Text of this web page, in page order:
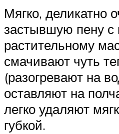
Мягко, деликатно
застывшую пену с
растительному
смачивают чуть
(разогревают на
оставляют на
легко удаляют
губкой.